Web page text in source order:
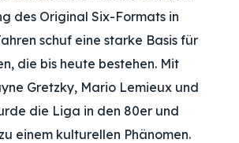
des Original Six-Formats in
schuf eine starke Basis für
die bis heute bestehen. Mit
Gretzky, Mario Lemieux und
die Liga in den 80er und
einem kulturellen Phänomen.